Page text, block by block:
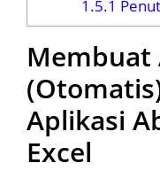
1.5.1
Membuat
Aplikasi
Excel